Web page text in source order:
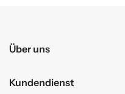
Über uns
Kundendienst